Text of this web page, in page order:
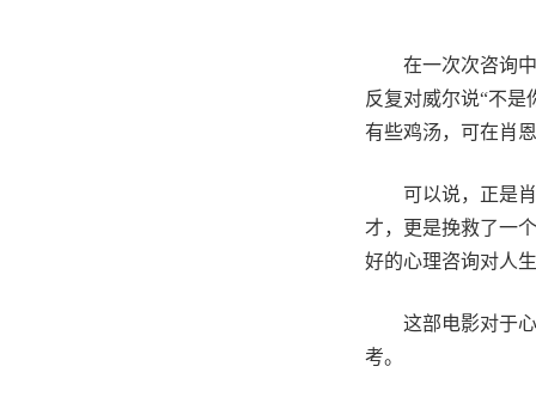
在一次次咨询
反复对威尔说“不
有些鸡汤，可在肖
可以说，正是
才，更是挽救了一
好的心理咨询对人
这部电影对于
考。